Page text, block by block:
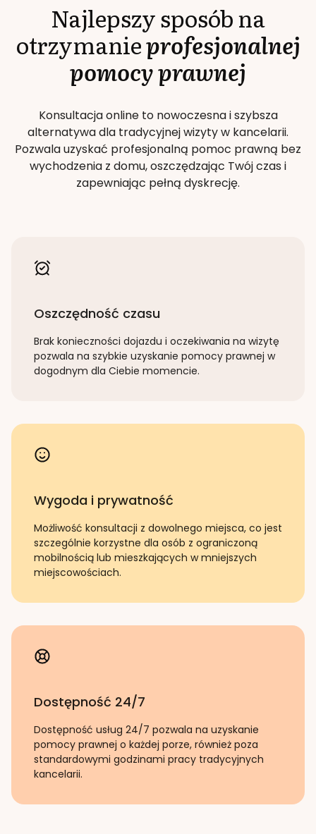
Najlepszy sposób na
otrzymanieprofesjonalnej
pomocy prawnej
Konsultacja online to nowoczesna i szybsza
alternatywa dla tradycyjnej wizyty w kancelarii.
Pozwala uzyskać profesjonalną pomoc prawną bez
wychodzenia z domu, oszczędzając Twój czas i
zapewniając pełną dyskrecję.
Oszczędność czasu
Brak konieczności dojazdu i oczekiwania na wizytę
pozwala na szybkie uzyskanie pomocy prawnej w
dogodnym dla Ciebie momencie.
Wygoda i prywatność
Możliwość konsultacji z dowolnego miejsca, co jest
szczególnie korzystne dla osób z ograniczoną
mobilnością lub mieszkających w mniejszych
miejscowościach.
Dostępność 24/7
Dostępność usług 24/7 pozwala na uzyskanie
pomocy prawnej o każdej porze, również poza
standardowymi godzinami pracy tradycyjnych
kancelarii.